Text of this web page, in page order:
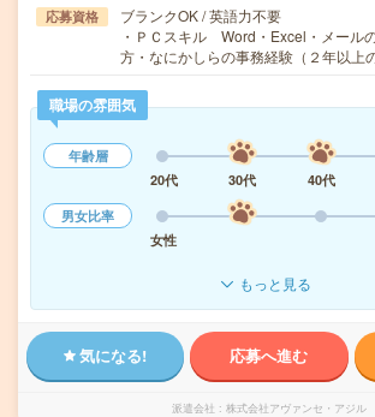
応募資格
ブランクOK / 英語力不要
・ＰＣスキル Word・Excel・メール
方・なにかしらの事務経験（２年以上
職場の雰囲気
年齢層
20代
30代 40代
男女比率
女性
もっと見る
気になる! 応募へ進む
派遣会社 株式会社アヴァンセ・アジル